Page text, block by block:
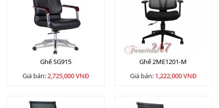
Ghế SG915
Giá bán:2,725,000 VNĐ
Ghế 2ME1201-M
Giá bán: 1,222,000 VNĐ